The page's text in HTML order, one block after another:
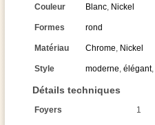
Couleur Blanc, Nickel
Formes rond
Matériau Chrome, Nickel
Style moderne, élégant,
Détails techniques
Foyers 1